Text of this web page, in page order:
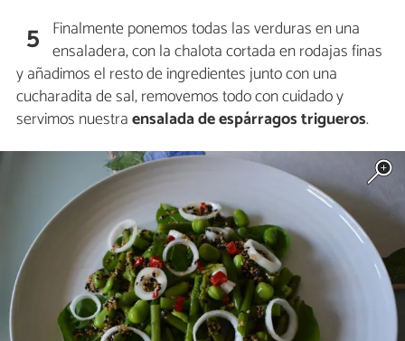
5 Finalmente ponemos todas las verduras en una
ensaladera, con la chalota cortada en rodajas finas
y añadimos el resto de ingredientes junto con una
cucharadita de sal, removemos todo con cuidado y
servimos nuestraensalada de espárragos trigueros.